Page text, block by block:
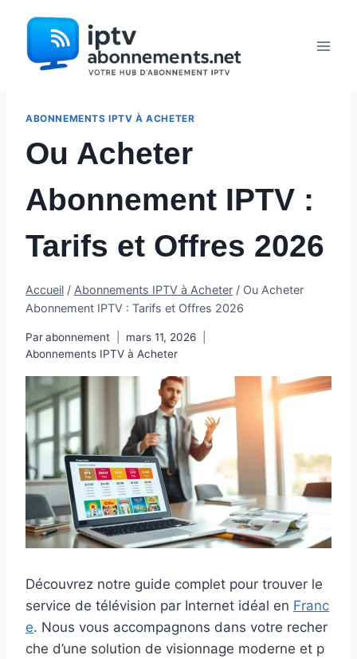
contenu
ABONNEMENTS IPTV À ACHETER
Ou Acheter
Abonnement IPTV :
Tarifs et Offres 2026
Accueil / Abonnements IPTV à Acheter / Ou Acheter
Abonnement IPTV : Tarifs et Offres 2026
Parabonnement
mars 11, 2026
Abonnements IPTV à Acheter
Découvrez notre guide complet pour trouver le
service de télévision par Internet idéal en Franc
e. Nous vous accompagnons dans votre recher
che d’une solution de visionnage moderne et p